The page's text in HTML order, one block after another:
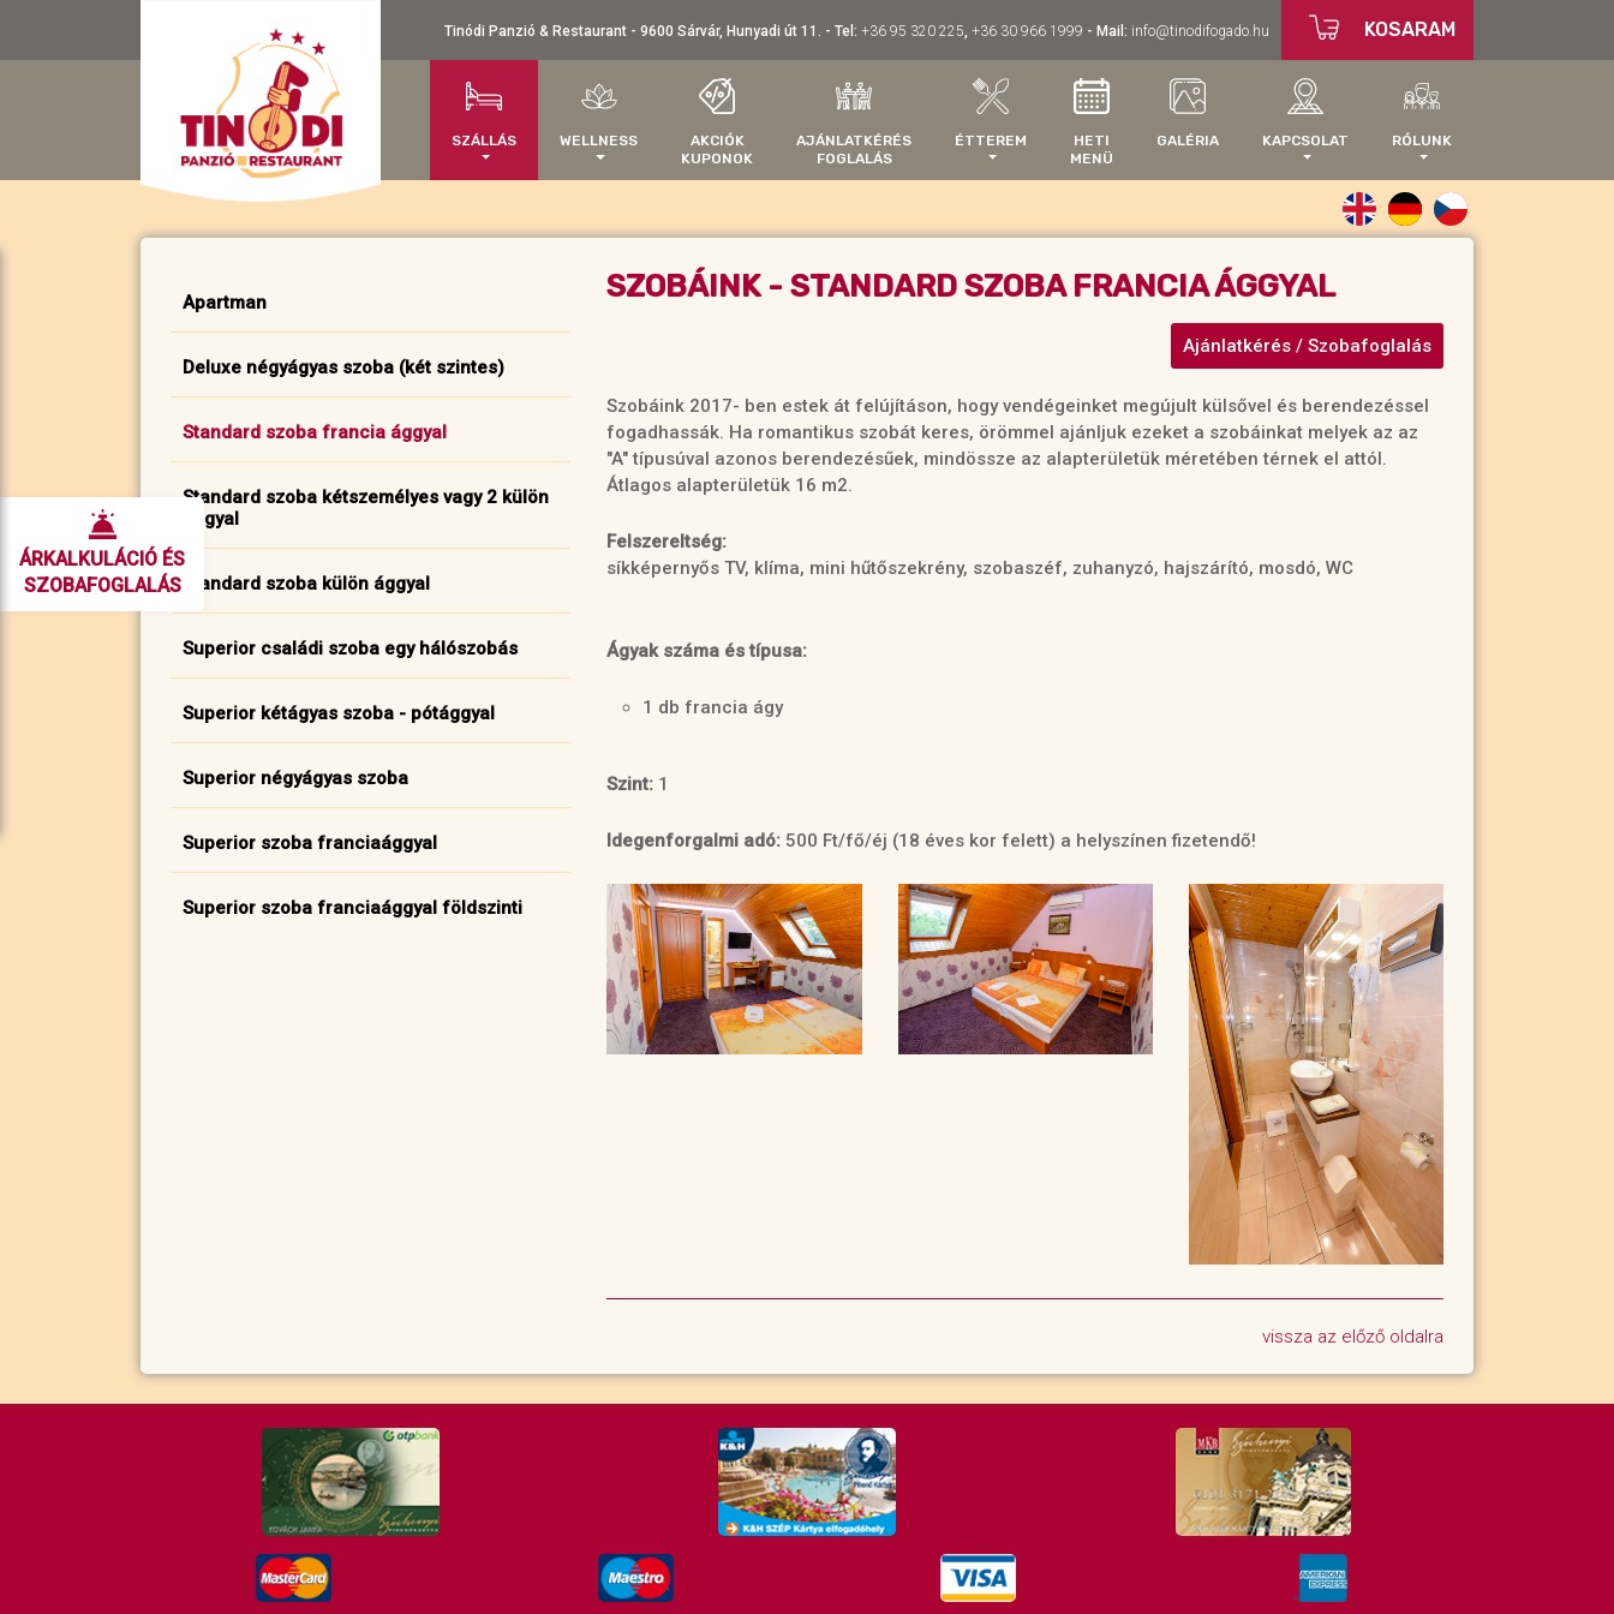
ÁRKALKULÁCIÓ ÉS
SZOBAFOGLALÁS
Tinódi Panzió & Restaurant - 9600 Sárvár, Hunyadi út 11. - Tel: +36 95 320 225 +36 30 966 1999 - Mail: info@tinodifogado.hu KOSARAM
SZÁLLÁS WELLNESS
AKCIÓK
KUPONOK
AJÁNLATKÉRÉS
FOGLALÁS
ÉTTEREM
HETI
MENÜ
GALÉRIA KAPCSOLAT RÓLUNK
Apartman
Deluxe négyágyas szoba (két szintes)
Standard szoba francia ággyal
Standard szoba kétszemélyes vagy 2 külön
ággyal
Standard szoba külön ággyal
Superior családi szoba egy hálószobás
Superior kétágyas szoba - pótággyal
Superior négyágyas szoba
Superior szoba franciaággyal
Superior szoba franciaággyal földszinti
SZOBÁINK - STANDARD SZOBA FRANCIA ÁGGYAL
Ajánlatkérés / Szobafoglalás
Szobáink 2017- ben estek át felújításon, hogy vendégeinket megújult külsővel és berendezéssel
fogadhassák. Ha romantikus szobát keres, örömmel ajánljuk ezeket a szobáinkat melyek az az
"A" típusúval azonos berendezésűek, mindössze az alapterületük méretében térnek el attól.
Átlagos alapterületük 16 m2.
Felszereltség:
síkképernyős TV, klíma, mini hűtőszekrény, szobaszéf, zuhanyzó, hajszárító, mosdó, WC
Ágyak száma és típusa:
1 db francia ágy
Szint: 1
Idegenforgalmi adó: 500 Ft/fő/éj (18 éves kor felett) a helyszínen fizetendő!
vissza az előző oldalra